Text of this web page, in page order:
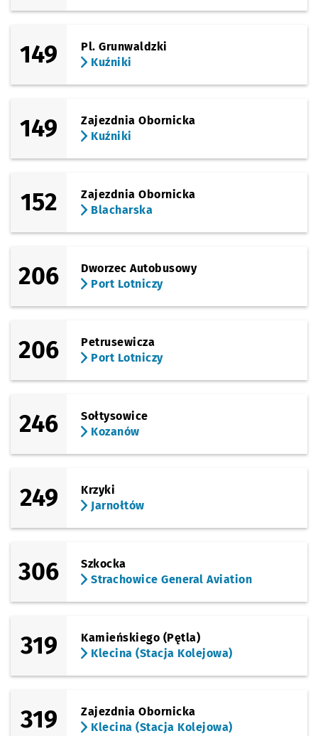
149
Pl. Grunwaldzki
Kuźniki
149
Zajezdnia Obornicka
Kuźniki
152
Zajezdnia Obornicka
Blacharska
206
Dworzec Autobusowy
Port Lotniczy
206
Petrusewicza
Port Lotniczy
246
Sołtysowice
Kozanów
249
Krzyki
Jarnołtów
306
Szkocka
Strachowice General Aviation
319
Kamieńskiego (Pętla)
Klecina (Stacja Kolejowa)
319
Zajezdnia Obornicka
Klecina (Stacja Kolejowa)